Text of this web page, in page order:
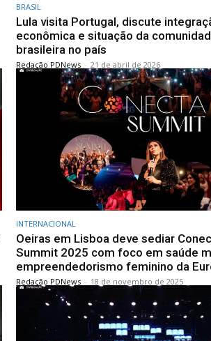
BRASIL
Lula visita Portugal, discute
econômica e situação da
brasileira no país
Redação PDNews - 21 de abril de 2026
INTERNACIONAL
Oeiras em Lisboa deve sediar
Summit 2025 com foco em saúde
empreendedorismo feminino da
Redação PDNews - 18 de novembro de 2025